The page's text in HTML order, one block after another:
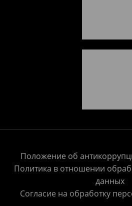
Положение об
Политика в отношении
данных
Согласие на обработку